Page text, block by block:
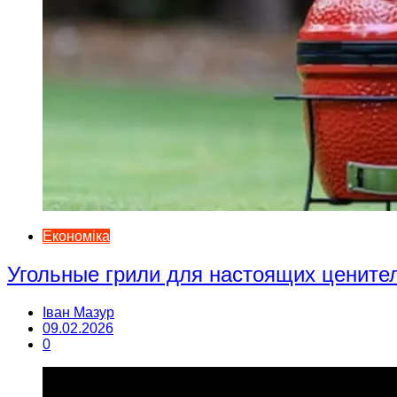
Економіка
Угольные грили для настоящих
Іван Мазур
09.02.2026
0